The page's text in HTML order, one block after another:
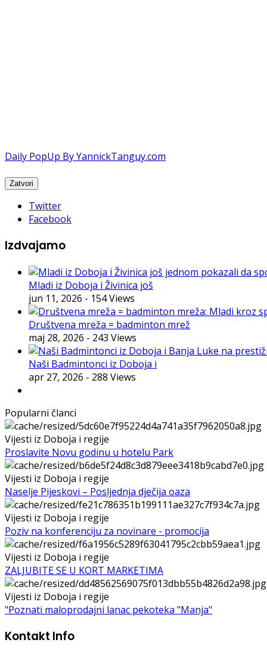
Daily PopUp By YannickTanguy.com
Twitter
Facebook
Izdvajamo
Mladi iz Doboja i Živinica još
jun 11, 2026 - 154 Views
Društvena mreža = badminton mrež
maj 28, 2026 - 243 Views
Naši Badmintonci iz Doboja i
apr 27, 2026 - 288 Views
Popularni članci
Vijesti iz Doboja i regije
Proslavite Novu godinu u hotelu Park
Vijesti iz Doboja i regije
Naselje Pijeskovi – Posljednja dječija oaza
Vijesti iz Doboja i regije
Poziv na konferenciju za novinare - promocija
Vijesti iz Doboja i regije
ZALJUBITE SE U KORT MARKETIMA
Vijesti iz Doboja i regije
"Poznati maloprodajni lanac pekoteka "Manja"
Kontakt Info